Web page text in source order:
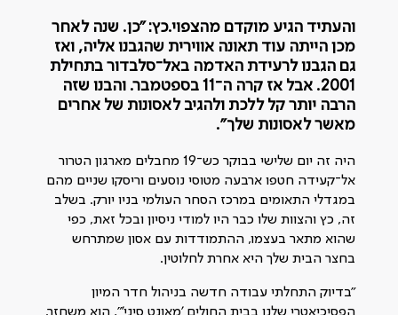
והעתיד הגיע מוקדם מהצפוי.כץ: "כן. שנה לאחר
מכן הייתה עוד תאונה אווירית שהגבנו אליה, ואז
גם הגבנו לרעידת האדמה באל־סלבדור בתחילת
2001. אבל אז קרה ה־11 בספטמבר. והבנו שזה
הרבה יותר קל ללכת ולהגיב לאסונות של אחרים
מאשר לאסונות שלך".
היה זה יום שלישי בבוקר כש־19 מחבלים מארגון הטרור
אל־קעידה חטפו ארבעה מטוסי נוסעים וריסקו שניים מהם
במגדלי התאומים במרכז הסחר העולמי בניו יורק. בשלב
זה, כץ והצוות שלו כבר היו למודי ניסיון ובכל זאת, כפי
שהוא מתאר בעצמו, ההתמודדות עם אסון שמתרחש
בחצר הבית שלך היא אחרת לחלוטין.
"בדיוק התחלתי עבודה חדשה בניהול חדר המיון